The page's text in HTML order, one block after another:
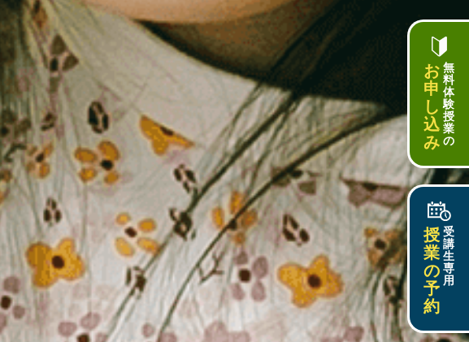
お
申
し
込
み
無
料
体
験
授
業
の
授
業
の
予
約
受
講
生
専
用